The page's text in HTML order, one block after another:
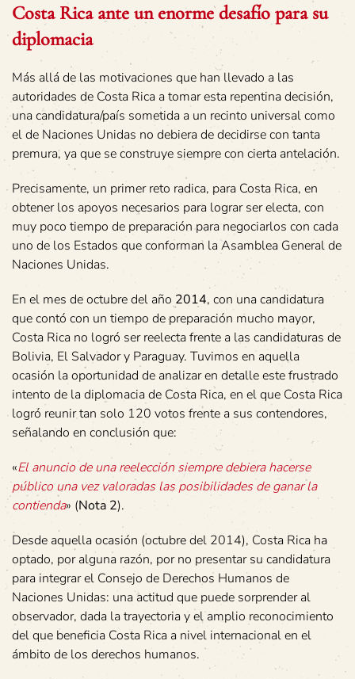
Costa Rica ante un enorme desafío para su
diplomacia
Más allá de las motivaciones que han llevado a las
autoridades de Costa Rica a tomar esta repentina decisión,
una candidatura/país sometida a un recinto universal como
el de Naciones Unidas no debiera de decidirse con tanta
premura, ya que se construye siempre con cierta antelación.
Precisamente, un primer reto radica, para Costa Rica, en
obtener los apoyos necesarios para lograr ser electa, con
muy poco tiempo de preparación para negociarlos con cada
uno de los Estados que conforman la Asamblea General de
Naciones Unidas.
En el mes de octubre del año 2014, con una candidatura
que contó con un tiempo de preparación mucho mayor,
Costa Rica no logró ser reelecta frente a las candidaturas de
Bolivia, El Salvador y Paraguay. Tuvimos en aquella
ocasión la oportunidad de analizar en detalle este frustrado
intento de la diplomacia de Costa Rica, en el que Costa Rica
logró reunir tan solo 120 votos frente a sus contendores,
señalando en conclusión que:
«El anuncio de una reelección siempre debiera hacerse
público una vez valoradas las posibilidades de ganar la
contienda» (Nota 2).
Desde aquella ocasión (octubre del 2014), Costa Rica ha
optado, por alguna razón, por no presentar su candidatura
para integrar el Consejo de Derechos Humanos de
Naciones Unidas: una actitud que puede sorprender al
observador, dada la trayectoria y el amplio reconocimiento
del que beneficia Costa Rica a nivel internacional en el
ámbito de los derechos humanos.